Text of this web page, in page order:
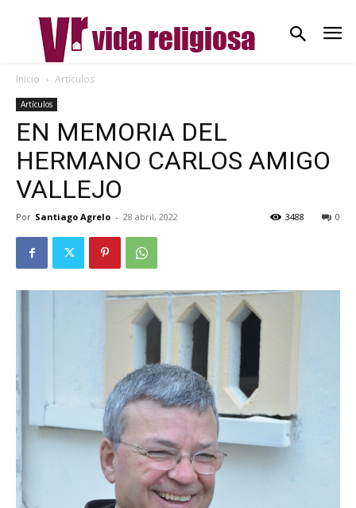
Inicio Artículos
Artículos
EN MEMORIA DEL
HERMANO CARLOS AMIGO
VALLEJO
Por Santiago Agrelo - 28 abril, 2022 0
3488